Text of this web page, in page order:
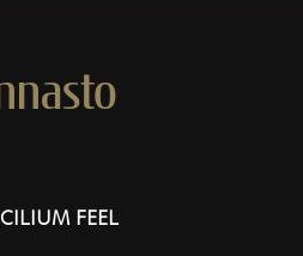
FEEL